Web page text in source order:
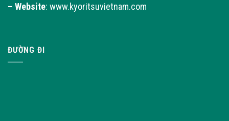
– Website: www.kyoritsuvietnam.com
ĐƯỜNG ĐI